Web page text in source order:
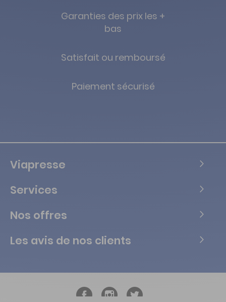
Garanties des prix les +
bas
Satisfait ou remboursé
Paiement sécurisé
Viapresse
Services
Nos offres
Les avis de nos clients